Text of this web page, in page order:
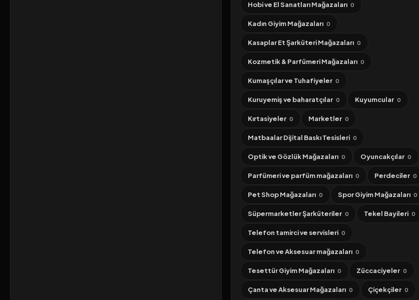
Hobi ve El Sanatları Mağazaları 0
Kadın Giyim Mağazaları 0
Kasaplar Et Şarküteri Mağazaları 0
Kozmetik & Parfümeri Mağazaları 0
Kumaşçılar ve Tuhafiyeler 0
Kuruyemiş ve baharatçılar 0 Kuyumcular 0
Kırtasiyeler 0 Marketler 0
Matbaalar Dijital Baskı Tesisleri 0
Optik ve Gözlük Mağazaları 0 Oyuncakçılar 0
Parfümeri ve parfüm mağazaları 0 Perdeciler 0
Pet Shop Mağazaları 0 Spor Giyim Mağazaları 0
Süpermarketler Şarküteriler 0 Tekel Bayileri 0
Telefon tamirci ve servisleri 0
Telefon ve Aksesuar mağazaları 0
Tesettür Giyim Mağazaları 0 Züccaciyeler 0
Çanta ve Aksesuar Mağazaları 0 Çiçekçiler 0